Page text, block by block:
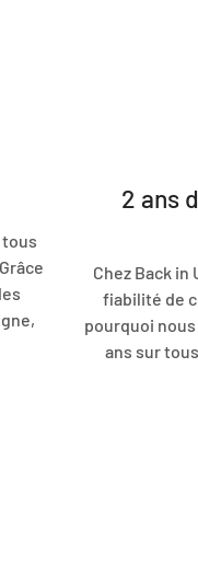
2 ans
Chez Back in
fiabilité de
pourquoi
ans sur